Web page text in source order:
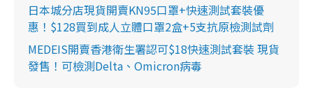
日本城分店現貨開賣KN95口罩+快速測試套裝優
惠！$128買到成人立體口罩2盒+5支抗原檢測試劑
MEDEIS開賣香港衛生署認可$18快速測試套裝 現貨
發售！可檢測Delta、Omicron病毒